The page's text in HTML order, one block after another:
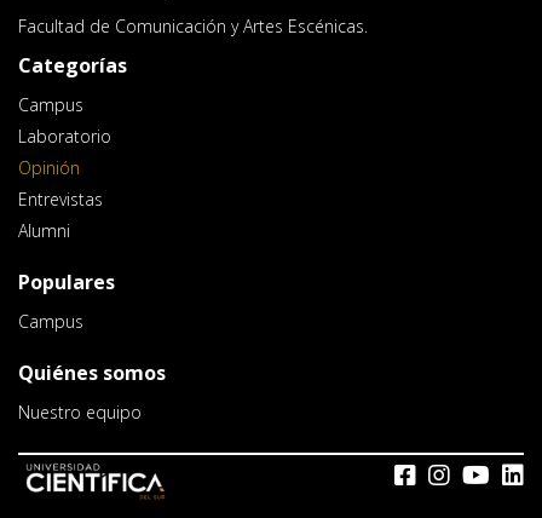
Facultad de Comunicación y Artes Escénicas.
Categorías
Campus
Laboratorio
Opinión
Entrevistas
Alumni
Populares
Campus
Quiénes somos
Nuestro equipo